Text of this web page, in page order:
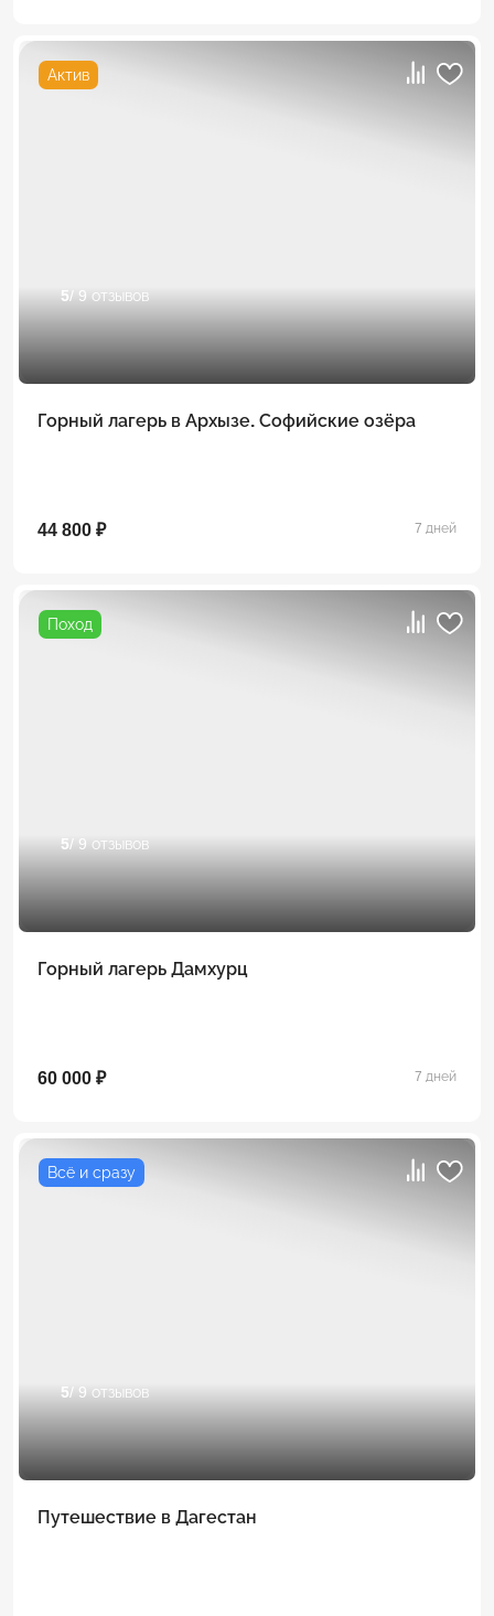
Актив
5/ 9 отзывов
Горный лагерь в Архызе. Софийские озёра
44 800 ₽ 7 дней
Поход
5/ 9 отзывов
Горный лагерь Дамхурц
60 000 ₽ 7 дней
Всё и сразу
5/ 9 отзывов
Путешествие в Дагестан